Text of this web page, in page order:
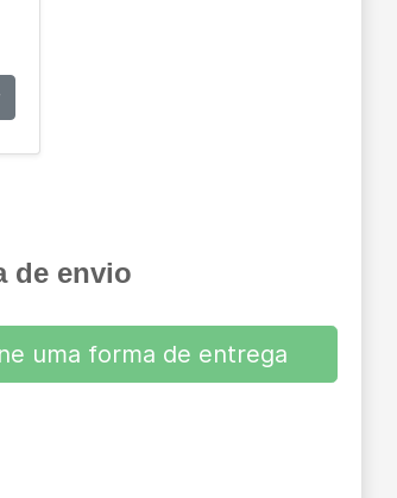
de envio
uma forma de entrega